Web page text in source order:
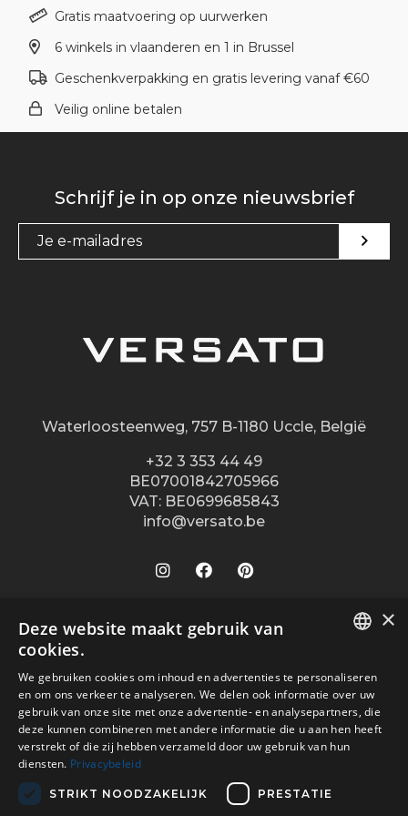
Gratis maatvoering op uurwerken
6 winkels in vlaanderen en 1 in Brussel
Geschenkverpakking en gratis levering vanaf €60
Veilig online betalen
Schrijf je in op onze nieuwsbrief
Waterloosteenweg, 757 B-1180 Uccle, België
+32 3 353 44 49
BE07001842705966
VAT: BE0699685843
info@versato.be
Onze winkels
Brugge
Hasselt
Leuven
Oostende
Turnhout
Wijnegem Shopping Center
Versato info
Service
Over ons
Contact
Verkooppunten
Vacatures
Site Info
Algemene voorwaarden
Disclaimer
Privacy Policy
Veilig betalen met
Bezorgd door
FR
×
Deze website maakt gebruik van
cookies.
We gebruiken cookies om inhoud en advertenties te personaliseren
en om ons verkeer te analyseren. We delen ook informatie over uw
gebruik van onze site met onze advertentie- en analysepartners, die
deze kunnen combineren met andere informatie die u aan hen heeft
verstrekt of die zij hebben verzameld door uw gebruik van hun
diensten. Privacybeleid
STRIKT NOODZAKELIJK PRESTATIE